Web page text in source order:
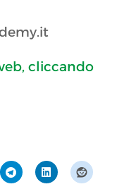
cliccando